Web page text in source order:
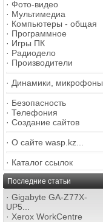
· Фото-видео
· Мультимедиа
· Компьютеры - общая
· Программное
· Игры ПК
· Радиодело
· Производители
· Динамики, микрофоны
· Безопасность
· Телефония
· Создание сайтов
· О сайте wasp.kz...
· Каталог ссылок
Последние статьи
· Gigabyte GA-Z77X-
UP5...
· Xerox WorkCentre